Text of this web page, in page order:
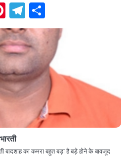
Pinterest
Telegram
बादशाह का कमरा बहुत बड़ा है बड़े होने के बावजूद